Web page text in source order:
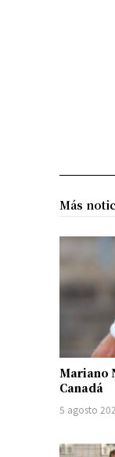
Más
Mariano
Canadá
5 agosto